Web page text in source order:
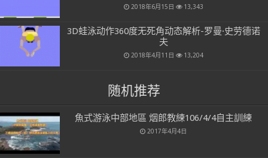
2018年6月15日 13,343
3D蛙泳动作360度无死角动态解析-罗曼·史劳德诺
夫
2018年4月11日 13,204
随机推荐
魚式游泳中部地區 烟郎教練106/4/4自主訓練
2017年4月4日